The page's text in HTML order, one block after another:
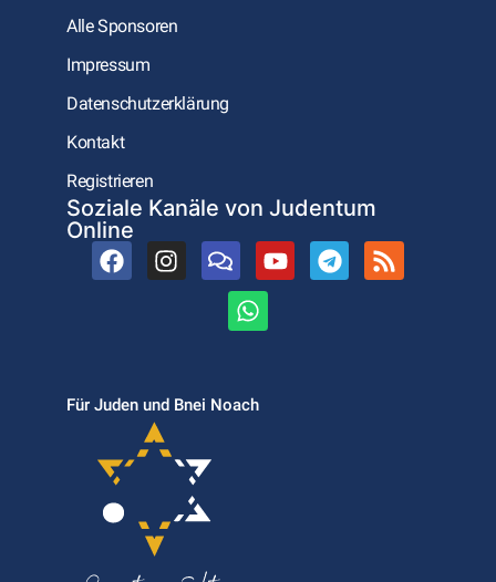
Alle Sponsoren
Impressum
Datenschutzerklärung
Kontakt
Registrieren
Soziale Kanäle von Judentum
Online
Für Juden und Bnei Noach